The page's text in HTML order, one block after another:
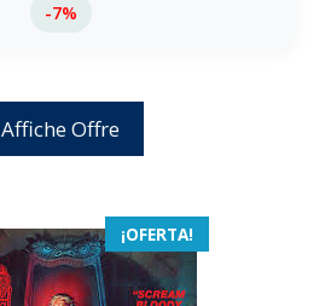
-7%
Affiche Offre
¡OFERTA!